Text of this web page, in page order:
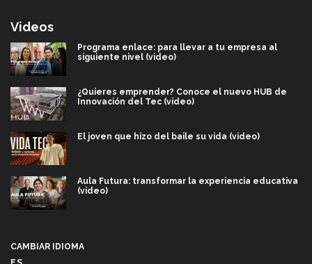
Videos
Programa enlace: para llevar a tu empresa al
siguiente nivel (video)
¿Quieres emprender? Conoce el nuevo HUB de
Innovación del Tec (video)
El joven que hizo del baile su vida (video)
Aula Futura: transformar la experiencia educativa
(video)
CAMBIAR IDIOMA